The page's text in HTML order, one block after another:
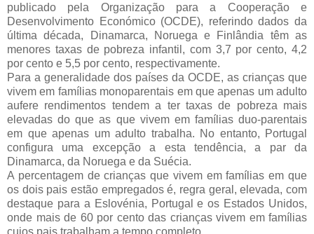
publicado pela Organização para a Cooperação e
Desenvolvimento Económico (OCDE), referindo dados da
última década, Dinamarca, Noruega e Finlândia têm as
menores taxas de pobreza infantil, com 3,7 por cento, 4,2
por cento e 5,5 por cento, respectivamente.
Para a generalidade dos países da OCDE, as crianças que
vivem em famílias monoparentais em que apenas um adulto
aufere rendimentos tendem a ter taxas de pobreza mais
elevadas do que as que vivem em famílias duo-parentais
em que apenas um adulto trabalha. No entanto, Portugal
configura uma excepção a esta tendência, a par da
Dinamarca, da Noruega e da Suécia.
A percentagem de crianças que vivem em famílias em que
os dois pais estão empregados é, regra geral, elevada, com
destaque para a Eslovénia, Portugal e os Estados Unidos,
onde mais de 60 por cento das crianças vivem em famílias
cujos pais trabalham a tempo completo.